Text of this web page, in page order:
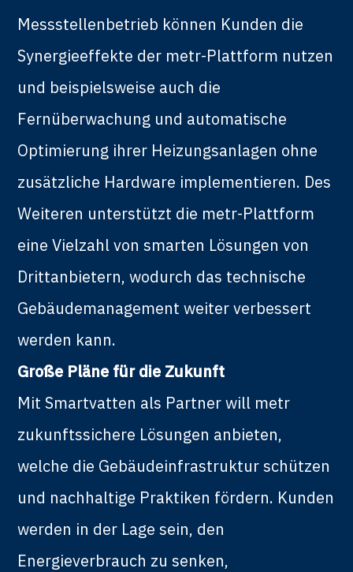
Messstellenbetrieb können Kunden die
Synergieeffekte der metr-Plattform nutzen
und beispielsweise auch die
Fernüberwachung und automatische
Optimierung ihrer Heizungsanlagen ohne
zusätzliche Hardware implementieren. Des
Weiteren unterstützt die metr-Plattform
eine Vielzahl von smarten Lösungen von
Drittanbietern, wodurch das technische
Gebäudemanagement weiter verbessert
werden kann.
Große Pläne für die Zukunft
Mit Smartvatten als Partner will metr
zukunftssichere Lösungen anbieten,
welche die Gebäudeinfrastruktur schützen
und nachhaltige Praktiken fördern. Kunden
werden in der Lage sein, den
Energieverbrauch zu senken,